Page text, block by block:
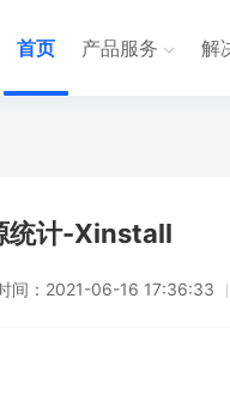
首页 产品服务 解
统计-Xinstall
间： 2021-06-16 17:36:33